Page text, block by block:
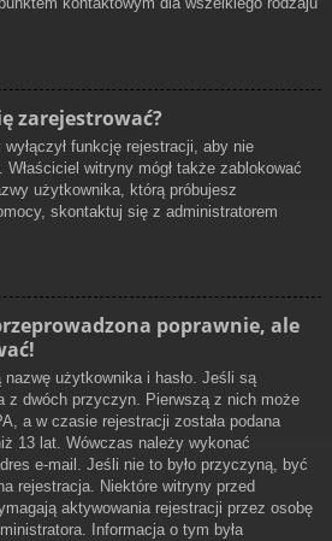
zarejestrować?
funkcję rejestracji, aby nie
Właściciel witryny mógł także zablokować
użytkownika, którą próbujesz
skontaktuj się z administratorem
poprawnie, ale
użytkownika i hasło. Jeśli są
z dwóch przyczyn. Pierwszą z nich może
a w czasie rejestracji została podana
13 lat. Wówczas należy wykonać
e-mail. Jeśli nie to było przyczyną, być
rejestracja. Niektóre witryny przed
aktywowania rejestracji przez osobę
Informacja o tym była